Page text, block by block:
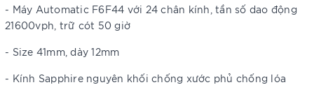
- Máy Automatic F6F44 với 24 chân kính, tần số dao động
21600vph, trữ cót 50 giờ
- Size 41mm, dày 12mm
- Kính Sapphire nguyên khối chống xước phủ chống lóa